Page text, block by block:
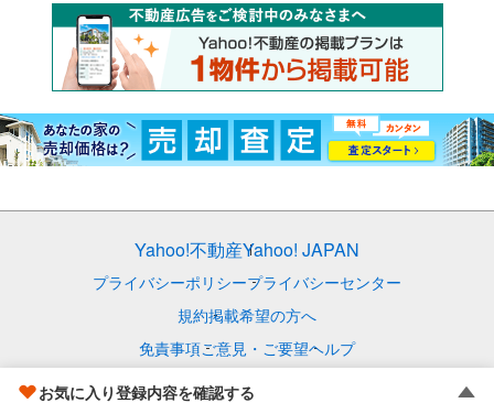
お気に入り登録内容を確認する
Yahoo!不動産Yahoo! JAPAN
プライバシーポリシープライバシーセンター
規約掲載希望の方へ
免責事項ご意見・ご要望ヘルプ
© LY Corporation